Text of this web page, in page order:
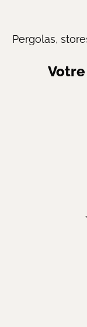
Pergolas,